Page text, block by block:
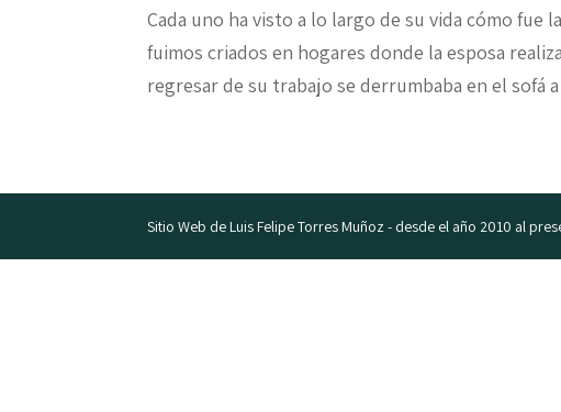
Cada uno ha visto a lo largo de su vida cómo
fuimos criados en hogares donde la esposa
regresar de su trabajo se derrumbaba en el sofá
Sitio Web de Luis Felipe Torres Muñoz - desde el año 2010 al